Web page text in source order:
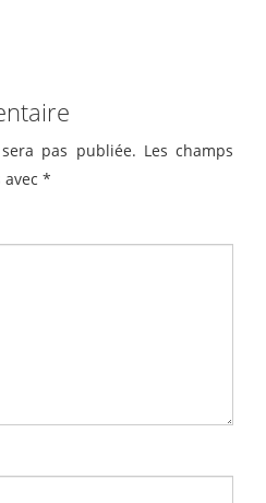
pas publiée. Les champs
*